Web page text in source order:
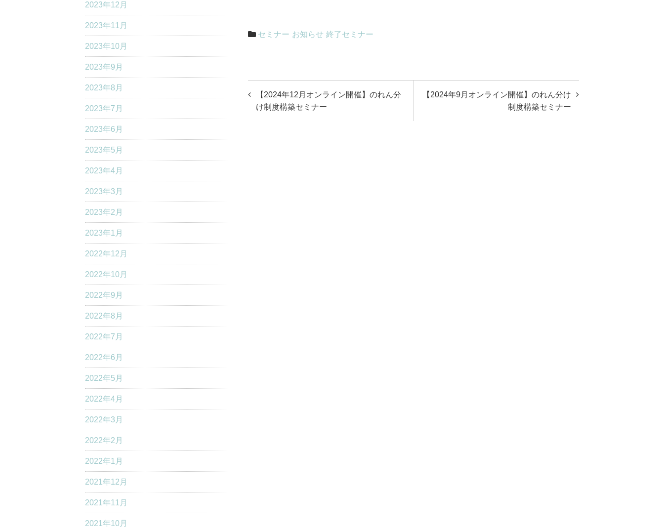
セミナー お知らせ 終了セミナー
稿
【2024年9月オンライン開催】のれん分け
制度構築セミナー
【2024年12月オンライン開催】のれん分
け制度構築セミナー
2023年12月
2023年11月
2023年10月
2023年9月
2023年8月
2023年7月
2023年6月
2023年5月
2023年4月
2023年3月
2023年2月
2023年1月
2022年12月
2022年10月
2022年9月
2022年8月
2022年7月
2022年6月
2022年5月
2022年4月
2022年3月
2022年2月
2022年1月
2021年12月
2021年11月
2021年10月